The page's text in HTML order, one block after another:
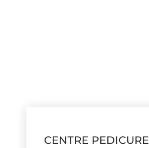
CENTRE PEDICURE